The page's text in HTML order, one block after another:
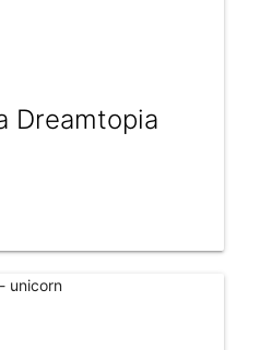
Dreamtopia